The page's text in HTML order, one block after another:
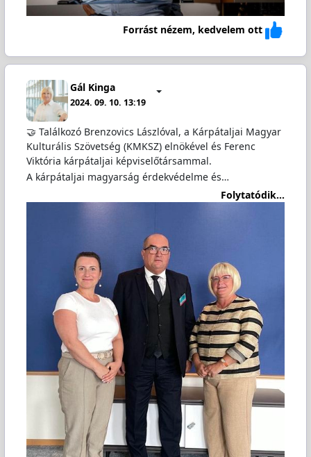
Forrást nézem, kedvelem ott
Gál Kinga
2024. 09. 10. 13:19
🤝 Találkozó Brenzovics Lászlóval, a Kárpátaljai Magyar
Kulturális Szövetség (KMKSZ) elnökével és Ferenc
Viktória kárpátaljai képviselőtársammal.
A kárpátaljai magyarság érdekvédelme és…
Folytatódik...